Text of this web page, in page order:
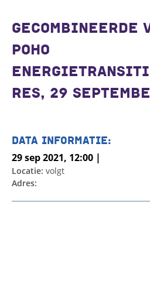
GECOMBINEERDE
POHO
RES, 29
DATA INFORMATIE:
29 sep 2021, 12:00 |
Locatie: volgt
Adres: